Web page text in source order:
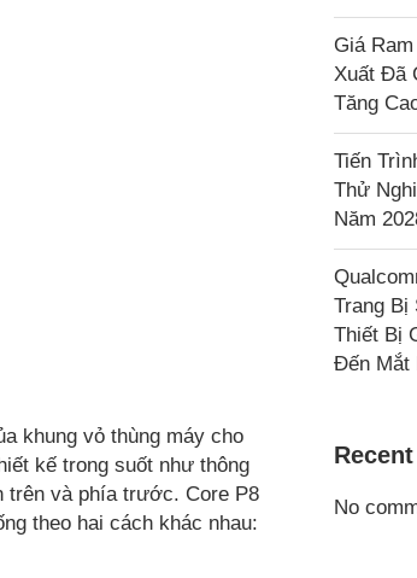
khung vỏ thùng máy cho
kế trong suốt như thông
trên và phía trước. Core P8
theo hai cách khác nhau:
Giá
Xuất Đã
Tăng
Tiến
Thử
Năm
Trang Bị
Thiết Bị
Đến Mắt
No